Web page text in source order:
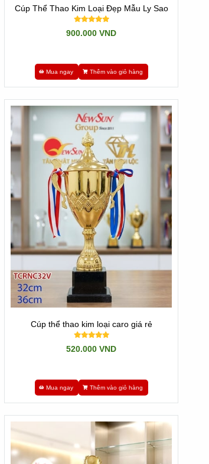
Cúp Thể Thao Kim Loại Đẹp Mẫu Ly Sao
900.000 VND
Mua ngay Thêm vào giỏ hàng
Cúp thể thao kim loại caro giá rẻ
520.000 VND
Mua ngay Thêm vào giỏ hàng